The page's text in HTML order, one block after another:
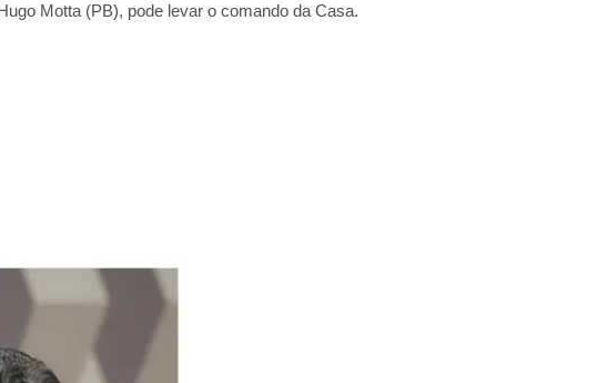
Motta (PB), pode levar o comando da Casa.